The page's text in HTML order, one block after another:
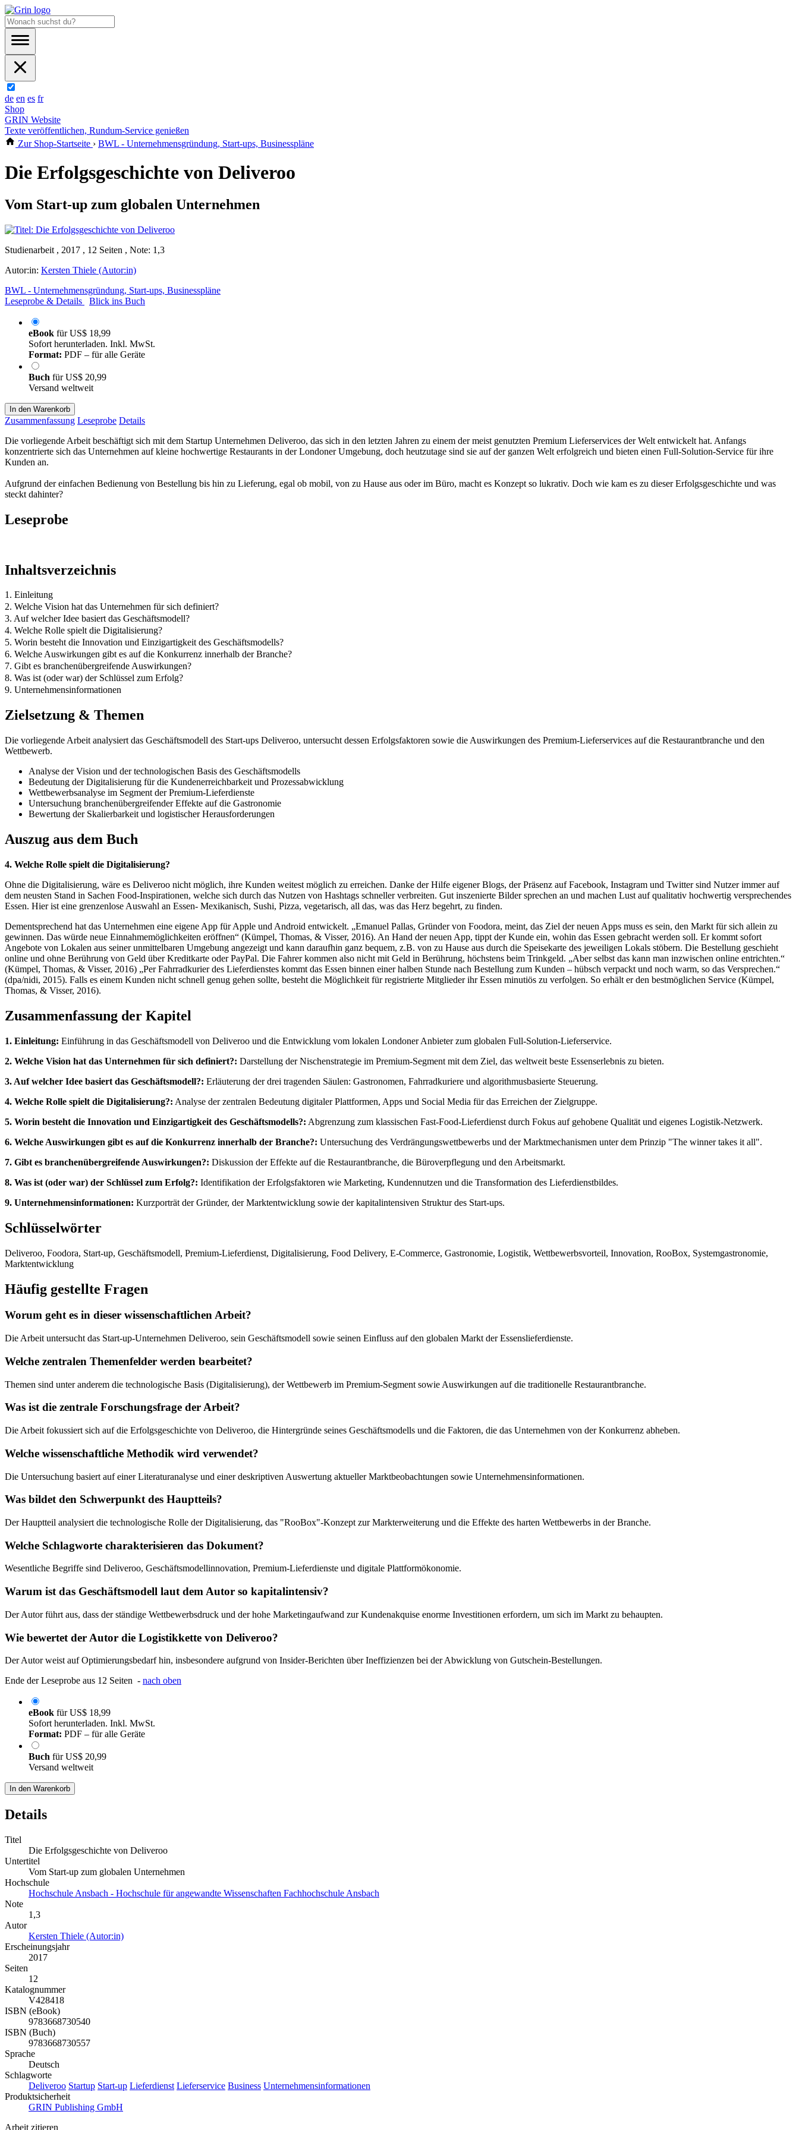
de en es fr
Shop
GRIN Website
Texte veröffentlichen, Rundum-Service genießen
Zur Shop-Startseite › BWL - Unternehmensgründung, Start-ups, Businesspläne
Die Erfolgsgeschichte von Deliveroo
Vom Start-up zum globalen Unternehmen
Studienarbeit , 2017 , 12 Seiten , Note: 1,3
Autor:in: Kersten Thiele (Autor:in)
BWL - Unternehmensgründung, Start-ups, Businesspläne
Leseprobe & Details
Blick ins Buch
eBook fürUS$ 18,99
Sofort herunterladen. Inkl. MwSt.
Format: PDF – für alle Geräte
Buch fürUS$ 20,99
Versand weltweit
In den Warenkorb
Zusammenfassung Leseprobe Details
Die vorliegende Arbeit beschäftigt sich mit dem Startup Unternehmen Deliveroo, das sich in den letzten Jahren zu einem der meist genutzten Premium Lieferservices der Welt entwickelt hat. Anfangs
konzentrierte sich das Unternehmen auf kleine hochwertige Restaurants in der Londoner Umgebung, doch heutzutage sind sie auf der ganzen Welt erfolgreich und bieten einen Full-Solution-Service für ihre
Kunden an.
Aufgrund der einfachen Bedienung von Bestellung bis hin zu Lieferung, egal ob mobil, von zu Hause aus oder im Büro, macht es Konzept so lukrativ. Doch wie kam es zu dieser Erfolgsgeschichte und was
steckt dahinter?
Leseprobe
Inhaltsverzeichnis
1. Einleitung
2. Welche Vision hat das Unternehmen für sich definiert?
3. Auf welcher Idee basiert das Geschäftsmodell?
4. Welche Rolle spielt die Digitalisierung?
5. Worin besteht die Innovation und Einzigartigkeit des Geschäftsmodells?
6. Welche Auswirkungen gibt es auf die Konkurrenz innerhalb der Branche?
7. Gibt es branchenübergreifende Auswirkungen?
8. Was ist (oder war) der Schlüssel zum Erfolg?
9. Unternehmensinformationen
Zielsetzung & Themen
Die vorliegende Arbeit analysiert das Geschäftsmodell des Start-ups Deliveroo, untersucht dessen Erfolgsfaktoren sowie die Auswirkungen des Premium-Lieferservices auf die Restaurantbranche und den
Wettbewerb.
Analyse der Vision und der technologischen Basis des Geschäftsmodells
Bedeutung der Digitalisierung für die Kundenerreichbarkeit und Prozessabwicklung
Wettbewerbsanalyse im Segment der Premium-Lieferdienste
Untersuchung branchenübergreifender Effekte auf die Gastronomie
Bewertung der Skalierbarkeit und logistischer Herausforderungen
Auszug aus dem Buch
4. Welche Rolle spielt die Digitalisierung?
Ohne die Digitalisierung, wäre es Deliveroo nicht möglich, ihre Kunden weitest möglich zu erreichen. Danke der Hilfe eigener Blogs, der Präsenz auf Facebook, Instagram und Twitter sind Nutzer immer auf
dem neusten Stand in Sachen Food-Inspirationen, welche sich durch das Nutzen von Hashtags schneller verbreiten. Gut inszenierte Bilder sprechen an und machen Lust auf qualitativ hochwertig versprechendes
Essen. Hier ist eine grenzenlose Auswahl an Essen- Mexikanisch, Sushi, Pizza, vegetarisch, all das, was das Herz begehrt, zu finden.
Dementsprechend hat das Unternehmen eine eigene App für Apple und Android entwickelt. „Emanuel Pallas, Gründer von Foodora, meint, das Ziel der neuen Apps muss es sein, den Markt für sich allein zu
gewinnen. Das würde neue Einnahmemöglichkeiten eröffnen“ (Kümpel, Thomas, & Visser, 2016). An Hand der neuen App, tippt der Kunde ein, wohin das Essen gebracht werden soll. Er kommt sofort
Angebote von Lokalen aus seiner unmittelbaren Umgebung angezeigt und kann daraufhin ganz bequem, z.B. von zu Hause aus durch die Speisekarte des jeweiligen Lokals stöbern. Die Bestellung geschieht
online und ohne Berührung von Geld über Kreditkarte oder PayPal. Die Fahrer kommen also nicht mit Geld in Berührung, höchstens beim Trinkgeld. „Aber selbst das kann man inzwischen online entrichten.“
(Kümpel, Thomas, & Visser, 2016) „Per Fahrradkurier des Lieferdienstes kommt das Essen binnen einer halben Stunde nach Bestellung zum Kunden – hübsch verpackt und noch warm, so das Versprechen.“
(dpa/nidi, 2015). Falls es einem Kunden nicht schnell genug gehen sollte, besteht die Möglichkeit für registrierte Mitglieder ihr Essen minutiös zu verfolgen. So erhält er den bestmöglichen Service (Kümpel,
Thomas, & Visser, 2016).
Zusammenfassung der Kapitel
1. Einleitung: Einführung in das Geschäftsmodell von Deliveroo und die Entwicklung vom lokalen Londoner Anbieter zum globalen Full-Solution-Lieferservice.
2. Welche Vision hat das Unternehmen für sich definiert?: Darstellung der Nischenstrategie im Premium-Segment mit dem Ziel, das weltweit beste Essenserlebnis zu bieten.
3. Auf welcher Idee basiert das Geschäftsmodell?: Erläuterung der drei tragenden Säulen: Gastronomen, Fahrradkuriere und algorithmusbasierte Steuerung.
4. Welche Rolle spielt die Digitalisierung?: Analyse der zentralen Bedeutung digitaler Plattformen, Apps und Social Media für das Erreichen der Zielgruppe.
5. Worin besteht die Innovation und Einzigartigkeit des Geschäftsmodells?: Abgrenzung zum klassischen Fast-Food-Lieferdienst durch Fokus auf gehobene Qualität und eigenes Logistik-Netzwerk.
6. Welche Auswirkungen gibt es auf die Konkurrenz innerhalb der Branche?: Untersuchung des Verdrängungswettbewerbs und der Marktmechanismen unter dem Prinzip "The winner takes it all".
7. Gibt es branchenübergreifende Auswirkungen?: Diskussion der Effekte auf die Restaurantbranche, die Büroverpflegung und den Arbeitsmarkt.
8. Was ist (oder war) der Schlüssel zum Erfolg?: Identifikation der Erfolgsfaktoren wie Marketing, Kundennutzen und die Transformation des Lieferdienstbildes.
9. Unternehmensinformationen: Kurzporträt der Gründer, der Marktentwicklung sowie der kapitalintensiven Struktur des Start-ups.
Schlüsselwörter
Deliveroo, Foodora, Start-up, Geschäftsmodell, Premium-Lieferdienst, Digitalisierung, Food Delivery, E-Commerce, Gastronomie, Logistik, Wettbewerbsvorteil, Innovation, RooBox, Systemgastronomie,
Marktentwicklung
Häufig gestellte Fragen
Worum geht es in dieser wissenschaftlichen Arbeit?
Die Arbeit untersucht das Start-up-Unternehmen Deliveroo, sein Geschäftsmodell sowie seinen Einfluss auf den globalen Markt der Essenslieferdienste.
Welche zentralen Themenfelder werden bearbeitet?
Themen sind unter anderem die technologische Basis (Digitalisierung), der Wettbewerb im Premium-Segment sowie Auswirkungen auf die traditionelle Restaurantbranche.
Was ist die zentrale Forschungsfrage der Arbeit?
Die Arbeit fokussiert sich auf die Erfolgsgeschichte von Deliveroo, die Hintergründe seines Geschäftsmodells und die Faktoren, die das Unternehmen von der Konkurrenz abheben.
Welche wissenschaftliche Methodik wird verwendet?
Die Untersuchung basiert auf einer Literaturanalyse und einer deskriptiven Auswertung aktueller Marktbeobachtungen sowie Unternehmensinformationen.
Was bildet den Schwerpunkt des Hauptteils?
Der Hauptteil analysiert die technologische Rolle der Digitalisierung, das "RooBox"-Konzept zur Markterweiterung und die Effekte des harten Wettbewerbs in der Branche.
Welche Schlagworte charakterisieren das Dokument?
Wesentliche Begriffe sind Deliveroo, Geschäftsmodellinnovation, Premium-Lieferdienste und digitale Plattformökonomie.
Warum ist das Geschäftsmodell laut dem Autor so kapitalintensiv?
Der Autor führt aus, dass der ständige Wettbewerbsdruck und der hohe Marketingaufwand zur Kundenakquise enorme Investitionen erfordern, um sich im Markt zu behaupten.
Wie bewertet der Autor die Logistikkette von Deliveroo?
Der Autor weist auf Optimierungsbedarf hin, insbesondere aufgrund von Insider-Berichten über Ineffizienzen bei der Abwicklung von Gutschein-Bestellungen.
Ende der Leseprobe aus 12 Seiten - nach oben
eBook fürUS$ 18,99
Sofort herunterladen. Inkl. MwSt.
Format: PDF – für alle Geräte
Buch fürUS$ 20,99
Versand weltweit
In den Warenkorb
Details
Titel
Die Erfolgsgeschichte von Deliveroo
Untertitel
Vom Start-up zum globalen Unternehmen
Hochschule
Hochschule Ansbach - Hochschule für angewandte Wissenschaften Fachhochschule Ansbach
Note
1,3
Autor
Kersten Thiele (Autor:in)
Erscheinungsjahr
2017
Seiten
12
Katalognummer
V428418
ISBN (eBook)
9783668730540
ISBN (Buch)
9783668730557
Sprache
Deutsch
Schlagworte
Deliveroo Startup Start-up Lieferdienst Lieferservice Business Unternehmensinformationen
Produktsicherheit
GRIN Publishing GmbH
Arbeit zitieren